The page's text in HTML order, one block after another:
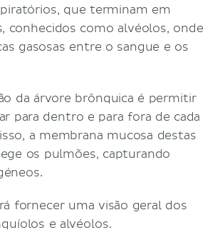
que terminam em
conhecidos como alvéolos, onde
gasosas entre o sangue e os
da árvore brônquica é permitir
para dentro e para fora de cada
a membrana mucosa destas
os pulmões, capturando
fornecer uma visão geral dos
e alvéolos.